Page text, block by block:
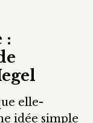
:
elle-
idée simple